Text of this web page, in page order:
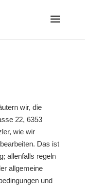
wir, die
22, 6353
wie wir
Das ist
allenfalls regeln
allgemeine
und